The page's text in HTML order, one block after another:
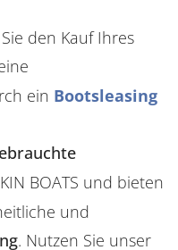
den Kauf Ihres
ein Bootsleasing
BOATS und bieten
und
. Nutzen Sie unser